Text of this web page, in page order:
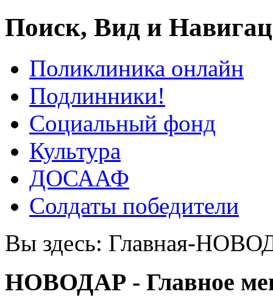
Поиск, Вид и
Поликлиника онлайн
Подлинники!
Социальный фонд
Культура
ДОСААФ
Солдаты победители
Вы здесь: Главная-
НОВОДАР - Главное